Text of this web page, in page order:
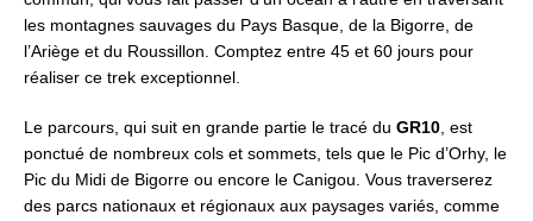
les montagnes sauvages du Pays Basque, de la Bigorre, de
l’Ariège et du Roussillon. Comptez entre 45 et 60 jours pour
réaliser ce trek exceptionnel.
Le parcours, qui suit en grande partie le tracé du GR10 , est
ponctué de nombreux cols et sommets, tels que le Pic d’Orhy, le
Pic du Midi de Bigorre ou encore le Canigou. Vous traverserez
des parcs nationaux et régionaux aux paysages variés, comme